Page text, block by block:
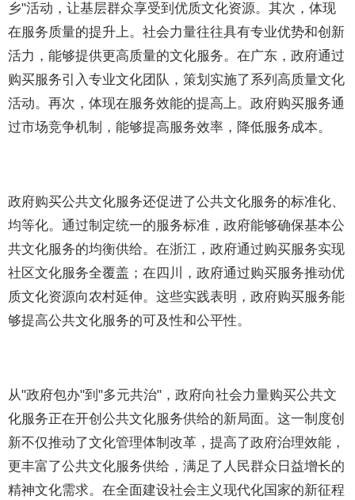
乡"活动，让基层群众享受到优质文化资源。其次，体现
在服务质量的提升上。社会力量往往具有专业优势和创新
活力，能够提供更高质量的文化服务。在广东，政府通过
购买服务引入专业文化团队，策划实施了系列高质量文化
活动。再次，体现在服务效能的提高上。政府购买服务通
过市场竞争机制，能够提高服务效率，降低服务成本。
政府购买公共文化服务还促进了公共文化服务的标准化、
均等化。通过制定统一的服务标准，政府能够确保基本公
共文化服务的均衡供给。在浙江，政府通过购买服务实现
社区文化服务全覆盖；在四川，政府通过购买服务推动优
质文化资源向农村延伸。这些实践表明，政府购买服务能
够提高公共文化服务的可及性和公平性。
从"政府包办"到"多元共治"，政府向社会力量购买公共文
化服务正在开创公共文化服务供给的新局面。这一制度创
新不仅推动了文化管理体制改革，提高了政府治理效能，
更丰富了公共文化服务供给，满足了人民群众日益增长的
精神文化需求。在全面建设社会主义现代化国家的新征程